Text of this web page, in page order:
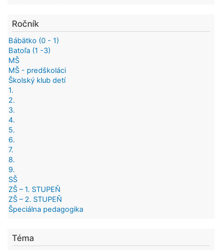
Ročník
Bábätko (0 - 1)
Batoľa (1 -3)
MŠ
MŠ - predškoláci
Školský klub detí
1.
2.
3.
4.
5.
6.
7.
8.
9.
SŠ
ZŠ – 1. STUPEŇ
ZŠ – 2. STUPEŇ
Špeciálna pedagogika
Téma